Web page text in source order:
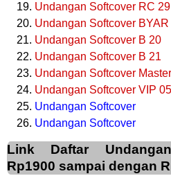
Undangan Softcover RC 29
Undangan Softcover BYAR
Undangan Softcover B 20
Undangan Softcover B 21
Undangan Softcover
Undangan Softcover VIP 05
Undangan Softcover
Undangan Softcover
Link Daftar
Rp1900 sampai dengan